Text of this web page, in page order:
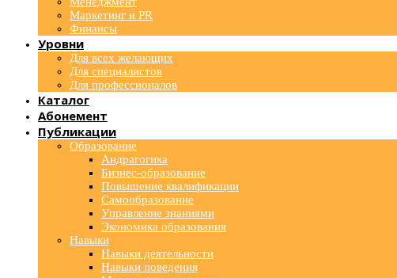
Маркетинг и PR
Финансы
Уровни
Для всех желающих
Для специалистов
Для профессионалов
Каталог
Абонемент
Публикации
Образование
Андрагогика
Бизнес-образование
Повышение квалификации
Самообразование
Управление знаниями
Экономика образования
Навыки
Навыки деятельности
Навыки поведения